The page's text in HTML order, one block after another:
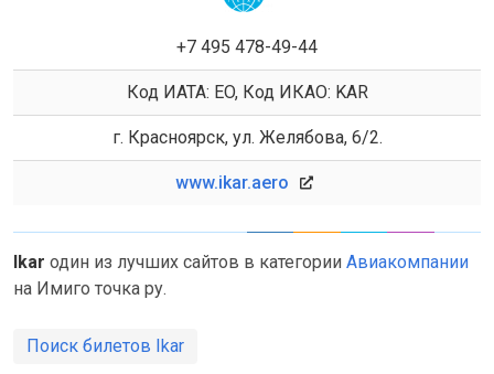
+7 495 478-49-44
Код ИАТА: EO, Код ИКАО: KAR
г. Красноярск, ул. Желябова, 6/2.
www.ikar.aero
Ikar один из лучших сайтов в категории Авиакомпании
на Имиго точка ру.
Поиск билетов Ikar